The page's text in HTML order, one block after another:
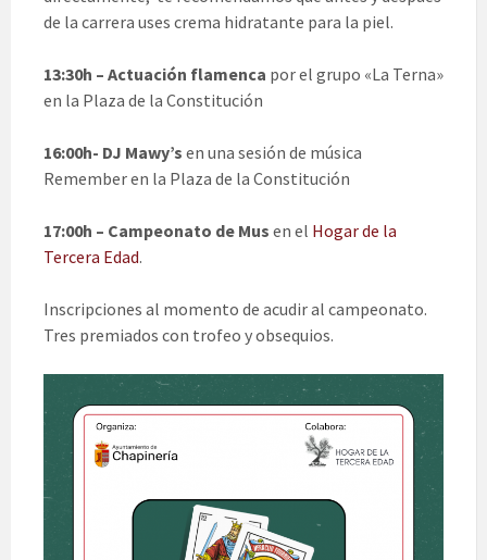
de la carrera uses crema hidratante para la piel.
13:30h – Actuación flamenca por el grupo «La Terna»
en la Plaza de la Constitución
16:00h- DJ Mawy’s en una sesión de música
Remember en la Plaza de la Constitución
17:00h – Campeonato de Mus en el Hogar de la
Tercera Edad.
Inscripciones al momento de acudir al campeonato.
Tres premiados con trofeo y obsequios.